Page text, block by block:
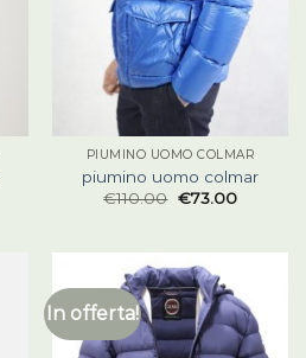
PIUMINO UOMO COLMAR
piumino uomo colmar
€110.00 €73.00
In offerta!